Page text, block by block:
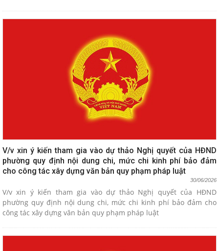
V/v xin ý kiến tham gia vào dự thảo Nghị quyết của HĐND
phường quy định nội dung chi, mức chi kinh phí bảo đảm
cho công tác xây dựng văn bản quy phạm pháp luật
30/06/2026
V/v xin ý kiến tham gia vào dự thảo Nghị quyết của HĐND
phường quy định nội dung chi, mức chi kinh phí bảo đảm cho
công tác xây dựng văn bản quy phạm pháp luật